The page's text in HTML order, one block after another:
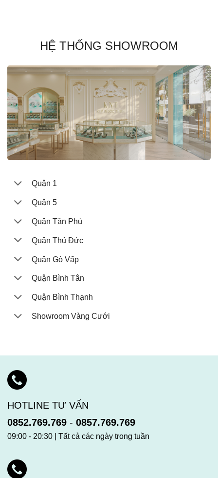
HỆ THỐNG SHOWROOM
Quận 1
Quận 5
Quận Tân Phú
Quận Thủ Đức
Quận Gò Vấp
Quận Bình Tân
Quận Bình Thạnh
Showroom Vàng Cưới
HOTLINE TƯ VẤN
0852.769.769 - 0857.769.769
09:00 - 20:30 | Tất cả các ngày trong tuần